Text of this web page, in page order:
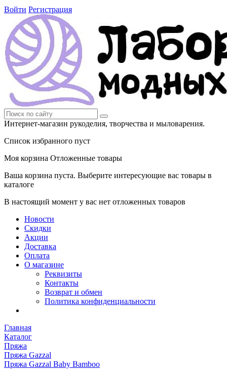
Войти Регистрация
Интернет-магазин рукоделия, творчества и мыловарения.
Список избранного пуст
Моя корзина Отложенные товары
Ваша корзина пуста. Выберите интересующие вас товары в
каталоге
В настоящий момент у вас нет отложенных товаров
Новости
Скидки
Акции
Доставка
Оплата
О магазине
Реквизиты
Контакты
Возврат и обмен
Политика конфиденциальности
Главная
Каталог
Пряжа
Пряжа Gazzal
Пряжа Gazzal Baby Bamboo